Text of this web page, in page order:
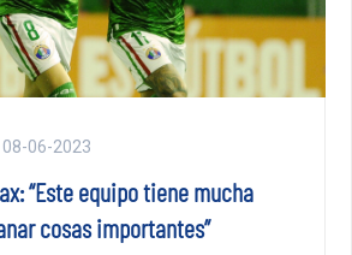
08-06-2023
“Este equipo tiene mucha
cosas importantes”